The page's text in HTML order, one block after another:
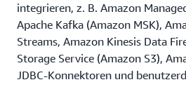
integrieren, z. B. Amazon
Apache Kafka (Amazon MSK),
Streams, Amazon Kinesis Data
Storage Service (Amazon S3),
JDBC-Konnektoren und